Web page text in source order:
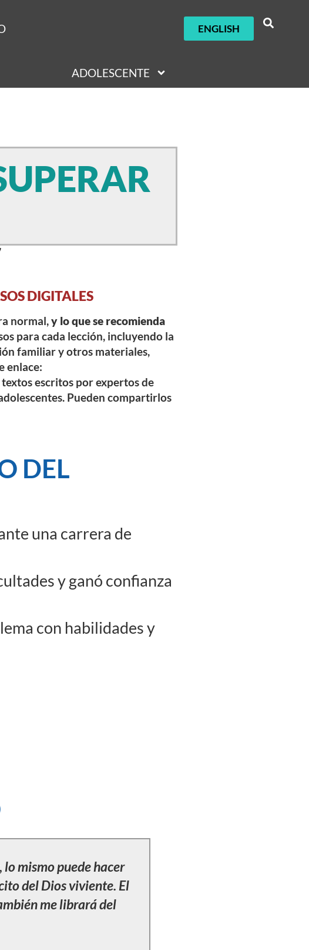
ENGLISH
ADOLESCENTE
DIGITALES
normal,y lo que se recomienda
para cada lección, incluyendo la
familiar y otros materiales,
enlace:
escritos por expertos de
Pueden compartirlos
DEL
una carrera de
y ganó confianza
con habilidades y
lo mismo puede hacer
del Dios viviente. El
me librará del